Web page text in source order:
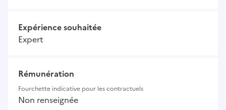
Expérience souhaitée
Expert
Rémunération
Fourchette indicative pour les contractuels
Non renseignée